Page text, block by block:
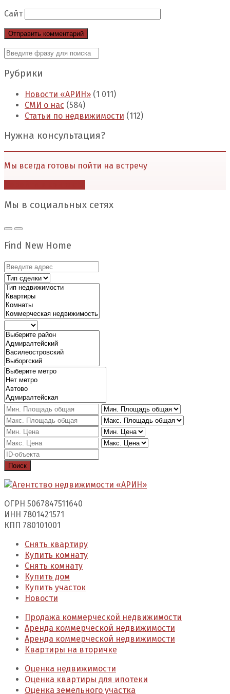
Сайт
Рубрики
Новости «АРИН» (1 011)
СМИ о нас (584)
Статьи по недвижимости (112)
Нужна консультация?
Мы всегда готовы пойти на встречу
Мы в социальных сетях
Find New Home
Поиск
ОГРН 5067847511640
ИНН 7801421571
КПП 780101001
Снять квартиру
Купить комнату
Снять комнату
Купить дом
Купить участок
Новости
Продажа коммерческой недвижимости
Аренда коммерческой недвижимости
Аренда коммерческой недвижимости
Квартиры на вторичке
Оценка недвижимости
Оценка квартиры для ипотеки
Оценка земельного участка